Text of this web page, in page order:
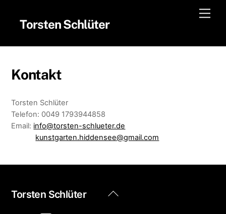
contentTorsten Schlüter
Kontakt
Torsten Schlüter
Telefon: 0049 1793944858
Email: info@torsten-schlueter.de
kunstgarten.hiddensee@gmail.com
Back
Torsten Schlüter